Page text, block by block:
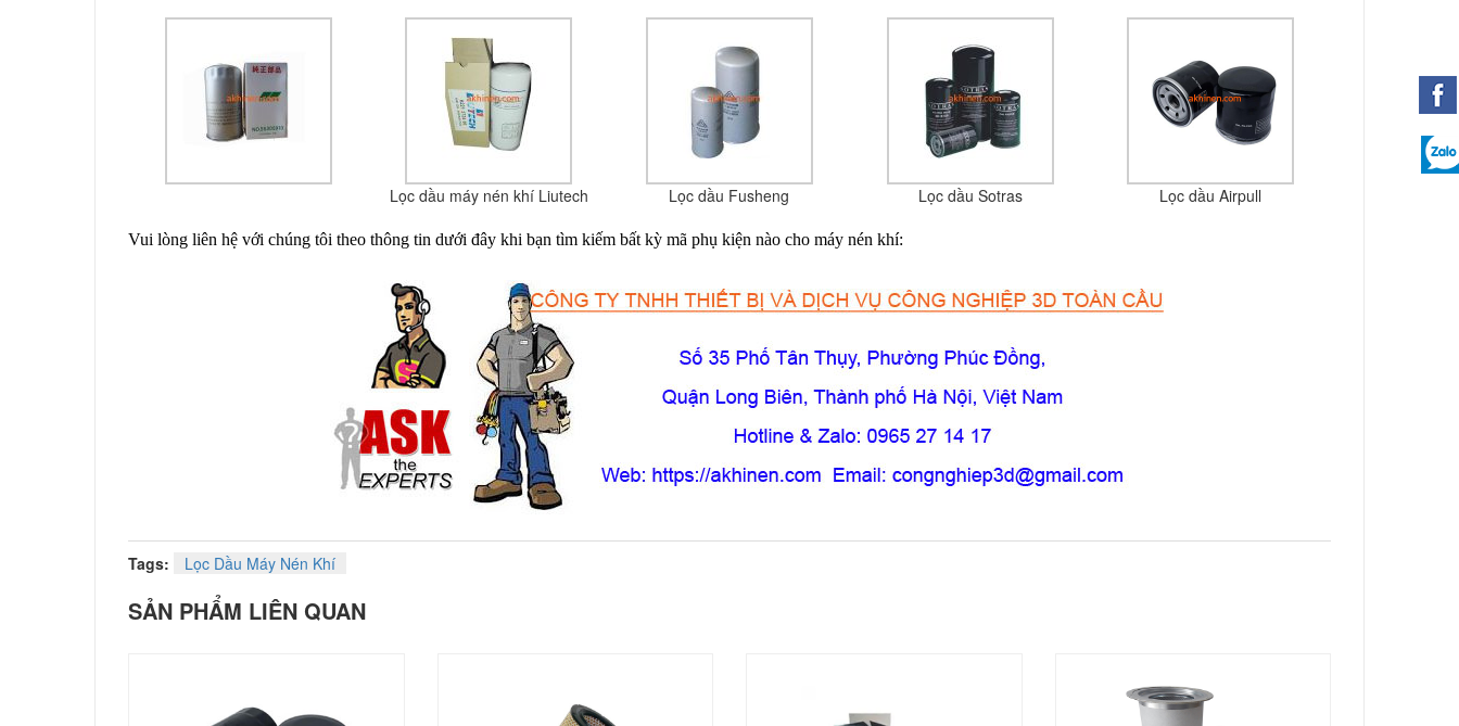
Lọc dầu máy nén khí Liutech Lọc dầu Fusheng Lọc dầu Sotras Lọc dầu Airpull
Vui lòng liên hệ với chúng tôi theo thông tin dưới đây khi bạn tìm kiếm bất kỳ mã phụ kiện nào cho máy nén khí:
Tags: Lọc Dầu Máy Nén Khí
SẢN PHẨM LIÊN QUAN